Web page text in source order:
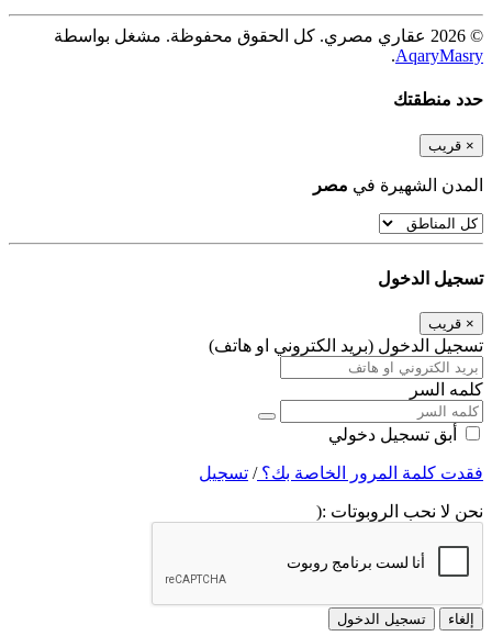
© 2026 عقاري مصري. كل الحقوق محفوظة. مشغل بواسطة
AqaryMasry
.
حدد منطقتك
× قريب
المدن الشهيرة في مصر
تسجيل الدخول
× قريب
تسجيل الدخول (بريد الكتروني او هاتف)
كلمه السر
أبق تسجيل دخولي
فقدت كلمة المرور الخاصة بك؟/ تسجيل
نحن لا نحب الروبوتات :(
إلغاء تسجيل الدخول